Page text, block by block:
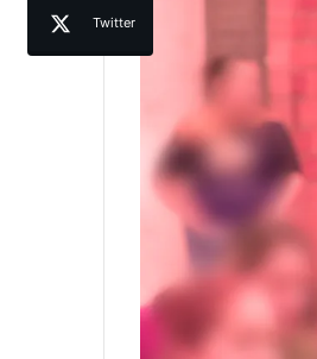
Twitter